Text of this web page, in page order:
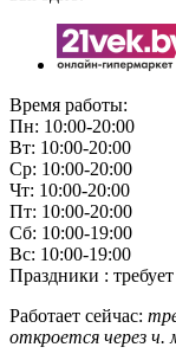
Время работы:
Пн: 10:00-20:00
Вт: 10:00-20:00
Ср: 10:00-20:00
Чт: 10:00-20:00
Пт: 10:00-20:00
Сб: 10:00-19:00
Вс: 10:00-19:00
Праздники :
Работает сейчас:
откроется через ч.